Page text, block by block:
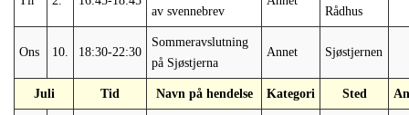
av svennebrev
Rådhus
Ons 10. 18:30-22:30
Sommeravslutning
på Sjøstjerna
Annet Sjøstjernen
Juli Tid Navn på hendelse Kategori Sted